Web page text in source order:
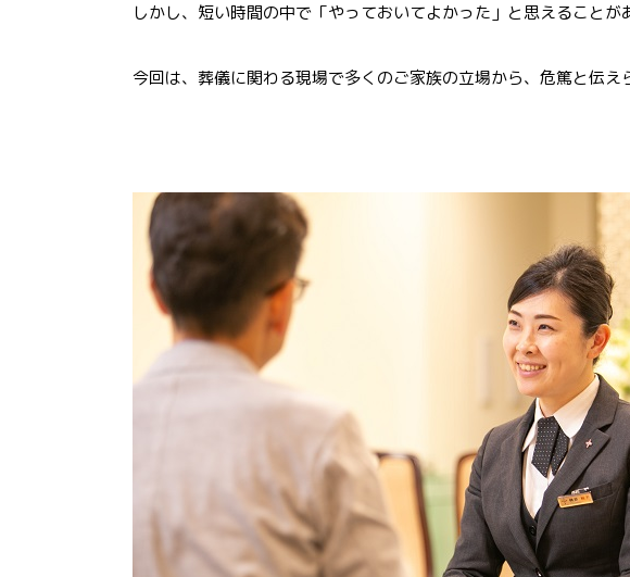
しかし、短い時間の中で「やっておいてよかった」と思えることが
今回は、葬儀に関わる現場で多くのご家族の立場から、危篤と伝え